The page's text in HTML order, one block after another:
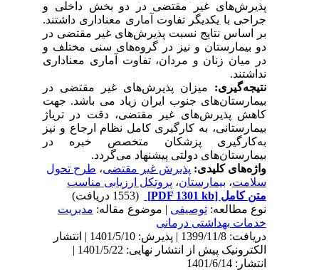
پذیرش‌های غیر مقتضی در دو بخش داخلی و
جراحی با یکدیگر تفاوت آماری معناداری داشتند.
بر اساس نتایج نسبت پذیرش‌های غیر مقتضی در
دو بیمارستان و نیز در گروه‌های سنی مختلف و
در میان زنان و مردان، تفاوت آماری معناداری
نداشتند.
نتیجه‌گیری:میزان پذیرش‌های غیر مقتضی در
بیمارستان‌های جنوب ایران زیاد می باشد. جهت
کاهش پذیرش‌های غیر مقتضی، دقت در تریاژ
بیمارستانی، به کارگیری کامل نظام ارجاع و نیز
به‌کارگیری پزشکان متخصص خبره در
بیمارستان‌های دولتی پیشنهاد می‌گردد.
واژه‌های کلیدی:پذیرش غیر مقتضی،طرح تحول
سلامت،بیمارستان،پروتکل ارزیابی مناسب
متن کامل[PDF 1301 kb]
نوع مطالعه:توصیفی| موضوع مقاله:مدیریت
خدمات بهداشتی درمانی
دریافت: 1399/11/8 | پذیرش: 1401/5/10 | انتشار
الکترونیک پیش از انتشار نهایی: 1401/5/22 |
انتشار: 1401/6/14